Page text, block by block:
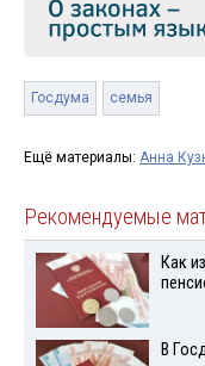
Госдума семья
Ещё материалы: Анна
Рекомендуемые
Как
В